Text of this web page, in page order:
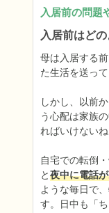
入居前の問題
入居前はど
母は入居する
た生活を送って
しかし、以前
う心配は家族
ればいけない
自宅での転倒
と夜中に電話
ような毎日で
す。日中も「